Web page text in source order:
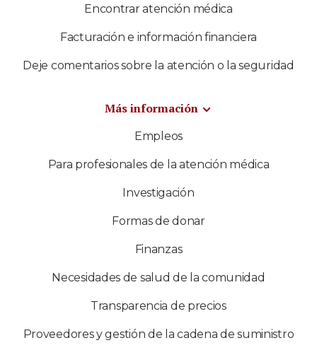
Encontrar atención médica
Facturación e información financiera
Deje comentarios sobre la atención o la seguridad
Más información
Empleos
Para profesionales de la atención médica
Investigación
Formas de donar
Finanzas
Necesidades de salud de la comunidad
Transparencia de precios
Proveedores y gestión de la cadena de suministro